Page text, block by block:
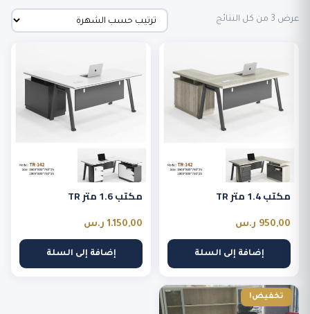
عرض ⁦3⁩ من كل النتائج
الشهرة
مكتب 1.4 متر TR
950,00 ر.س
إضافة إلى السلة
مكتب 1.6 متر TR
1.150,00 ر.س
إضافة إلى السلة
تخفيض!